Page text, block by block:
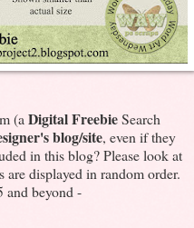
(aDigital FreebieSearch
blog/site, even if they
in this blog? Please look at
are displayed in random order.
beyond -